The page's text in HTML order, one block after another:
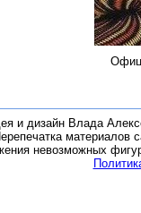
и дизайн Влада
материалов
невозможных